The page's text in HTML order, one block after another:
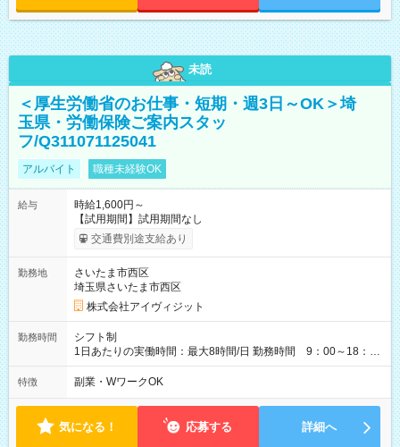
未読
＜厚生労働省のお仕事・短期・週3日～OK＞埼
玉県・労働保険ご案内スタッ
フ/Q311071125041
アルバイト 職種未経験OK
給与
時給1,600円～
【試用期間】試用期間なし
交通費別途支給あり
勤務地
さいたま市西区
埼玉県さいたま市西区
株式会社アイヴィジット
勤務時間
シフト制
1日あたりの実働時間：最大8時間/日 勤務時間 9：00～18：
00(実働8h、休憩1h) 土日祝含む週3日～OK、シフト制 ※もちろ
ん週5日勤務もOK♪ 勤務期間：2026年8月12日～9月9日※リスト
特徴 副業・WワークOK
気になる！ 応募する 詳細へ